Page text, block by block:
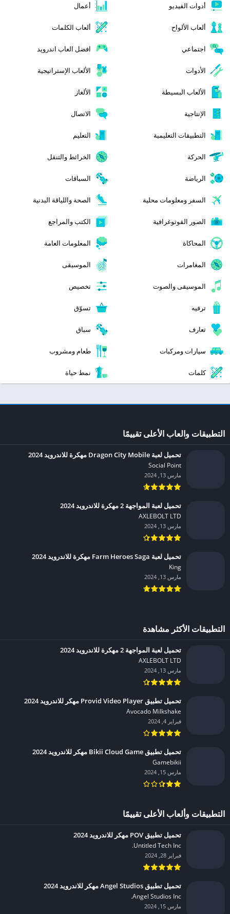
أدوات الفيديو أعمال
ألعاب الألواح ألعاب الكلمات
اجتماعي افضل العاب اندرويد
الأدوات الألعاب الإستراتيجية
الألعاب البسيطة الألغاز
الإنتاجية الاتصال
التطبيقات التعليمية التعليم
الحركة الخرائط والتنقل
الرياضة السباقات
السفر ومعلومات محلية الصحة واللياقة البدنية
الصور الفوتوغرافية الكتب والمراجع
المحاكاة المعلومات العامة
المغامرات الموسيقى
الموسيقى والصوت تخصيص
ترفيه تسوّق
تعارف سباق
سيارات ومركبات طعام ومشروب
كلمات نمط حياة
التطبيقات والعاب الأعلى تقييمًا
تحميل لعبة Dragon City Mobile مهكرة للاندرويد 2024
Social Point‏
مارس 13, 2024
تحميل لعبة المواجهة 2 مهكرة للاندرويد 2024
AXLEBOLT LTD‏
مارس 13, 2024
تحميل لعبة Farm Heroes Saga مهكرة للاندرويد 2024
King‏
مارس 13, 2024
التطبيقات الأكثر مشاهدة
تحميل لعبة المواجهة 2 مهكرة للاندرويد 2024
AXLEBOLT LTD‏
مارس 13, 2024
تحميل تطبيق Provid Video Player مهكر للاندرويد 2024
Avocado Milkshake‏
فبراير 4, 2024
تحميل تطبيق Bikii Cloud Game مهكر للاندرويد 2024
Gamebikii‏
مارس 15, 2024
التطبيقات وألعاب الأعلى تقييمًا
تحميل تطبيق POV مهكر للاندرويد 2024
Untitled Tech Inc.‏
فبراير 28, 2024
تحميل تطبيق Angel Studios مهكر للاندرويد 2024
Angel Studios Inc.‏
مارس 15, 2024